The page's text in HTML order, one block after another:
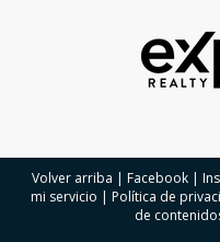
Volver arriba | Facebook|
mi servicio | Política de
de